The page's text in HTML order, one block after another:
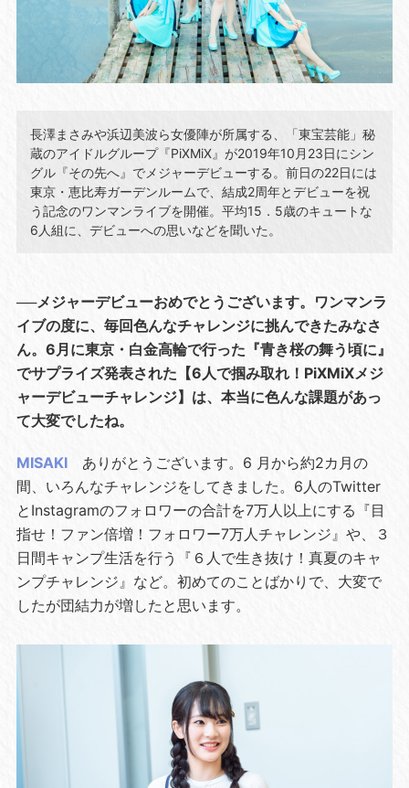
長澤まさみや浜辺美波ら女優陣が所属する、「東宝芸能」秘
蔵のアイドルグループ『PiXMiX』が2019年10月23日にシン
グル『その先へ』でメジャーデビューする。前日の22日には
東京・恵比寿ガーデンルームで、結成2周年とデビューを祝
う記念のワンマンライブを開催。平均15．5歳のキュートな
6人組に、デビューへの思いなどを聞いた。
──メジャーデビューおめでとうございます。ワンマンラ
イブの度に、毎回色んなチャレンジに挑んできたみなさ
ん。6月に東京・白金高輪で行った『青き桜の舞う頃に』
でサプライズ発表された【6人で掴み取れ！PiXMiXメジ
ャーデビューチャレンジ】は、本当に色んな課題があっ
て大変でしたね。
MISAKI
ありがとうございます。6 月から約2カ月の
間、いろんなチャレンジをしてきました。6人のTwitter
とInstagramのフォロワーの合計を7万人以上にする『目
指せ！ファン倍増！フォロワー7万人チャレンジ』や、３
日間キャンプ生活を行う『６人で生き抜け！真夏のキャ
ンプチャレンジ』など。初めてのことばかりで、大変で
したが団結力が増したと思います。